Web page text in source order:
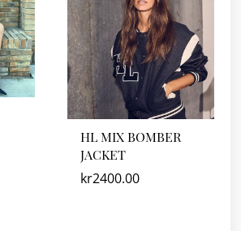
HL MIX BOMBER
JACKET
kr2400.00